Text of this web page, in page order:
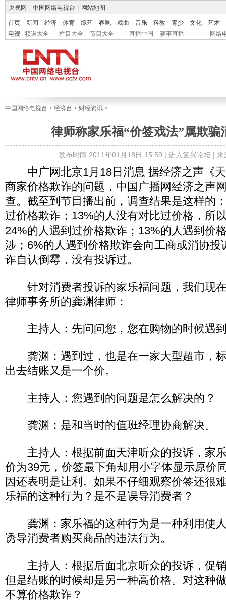
央视网 中国网络电视台 网站地图
首页 新闻 经济 体育 综艺 春晚 戏曲 音乐 科教 青少 文化
艺术
电视
频道大全 栏目大全 节目大全 直播中国 赛事直播 网络
中国网络电视台 > 经济台 > 财经资讯 >
律师称家乐福“价签戏法”属欺骗
发布时间:2011年01月18日 15:59 | 进入复兴论坛| 来
中广网北京1月18日消息 据经济之声《天
商家价格欺诈的问题，中国广播网经济之声
查。截至到节目播出前，调查结果是这样的
过价格欺诈；13%的人没有对比过价格，所
24%的人遇到过价格欺诈；13%的人遇到价
涉；6%的人遇到价格欺诈会向工商或消协投
诈自认倒霉，没有投诉过。
针对消费者投诉的家乐福问题，我们现
律师事务所的龚渊律师：
主持人：先问问您，您在购物的时候遇
龚渊：遇到过，也是在一家大型超市，
出去结账又是一个价。
主持人：您遇到的问题是怎么解决的？
龚渊：是和当时的值班经理协商解决。
主持人：根据前面天津听众的投诉，家
价为39元，价签最下角却用小字体显示原价
因还表明是让利。如果不仔细观察价签还很
乐福的这种行为？是不是误导消费者？
龚渊：家乐福的这种行为是一种利用使
诱导消费者购买商品的违法行为。
主持人：根据后面北京听众的投诉，促
但是结账的时候却是另一种高价格。对这种
不算价格欺诈？